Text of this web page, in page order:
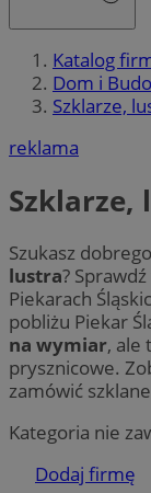
Katalog
Dom i
Szklarze,
reklama
Szklarze,
Szukasz dobrego
lustra?
Piekarach
pobliżu Piekar
na wymiar, ale
prysznicowe.
zamówić
Kategoria nie
Dodaj firmę